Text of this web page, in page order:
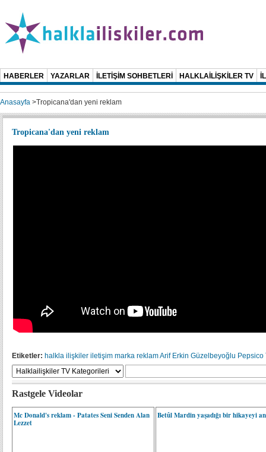
HABERLER YAZARLAR İLETİŞİM SOHBETLERİ HALKLAİLİŞKİLER TV
Anasayfa >Tropicana'dan yeni reklam
Tropicana'dan yeni reklam
Etiketler: halkla ilişkiler iletişim marka reklamArif Erkin Güzelbeyoğlu Pepsico
Rastgele Videolar
Mc Donald's reklam - Patates Seni Senden Alan
Lezzet
Betûl Mardin yaşadığı bir hikayeyi